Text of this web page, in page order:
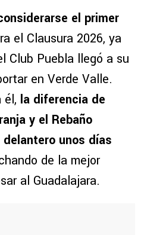
el primer
el Clausura 2026, ya
Club Puebla llegó a su
en Verde Valle.
él, la diferencia de
y el Rebaño
unos días
de la mejor
al Guadalajara.